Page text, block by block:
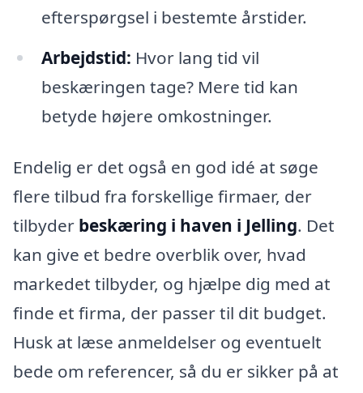
efterspørgsel i bestemte årstider.
Arbejdstid: Hvor lang tid vil
beskæringen tage? Mere tid kan
betyde højere omkostninger.
Endelig er det også en god idé at søge
flere tilbud fra forskellige firmaer, der
tilbyder beskæring i haven i Jelling. Det
kan give et bedre overblik over, hvad
markedet tilbyder, og hjælpe dig med at
finde et firma, der passer til dit budget.
Husk at læse anmeldelser og eventuelt
bede om referencer, så du er sikker på at